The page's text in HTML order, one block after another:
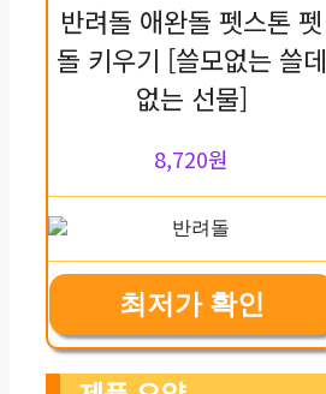
반려돌 애완돌 펫스톤 펫
돌 키우기 [쓸모없는 쓸데
없는 선물]
8,720원
최저가 확인